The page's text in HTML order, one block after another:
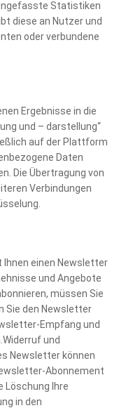
Statistiken
diese an Nutzer und
oder verbundene
Ergebnisse in die
und – darstellung“
auf der Plattform
Daten
Die Übertragung von
Verbindungen
einen Newsletter
und Angebote
müssen Sie
Sie den Newsletter
Empfang und
und
Newsletter können
Abonnement
Löschung Ihre
in den